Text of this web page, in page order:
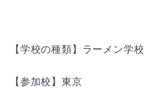
【学校の種類】ラーメン学校
【参加校】東京